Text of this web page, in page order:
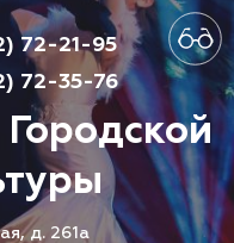
д. 261а
72-21-95
72-35-76